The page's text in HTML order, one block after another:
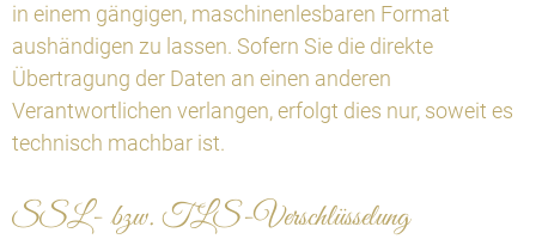
in einem gängigen, maschinenlesbaren Format
aushändigen zu lassen. Sofern Sie die direkte
Übertragung der Daten an einen anderen
Verantwortlichen verlangen, erfolgt dies nur, soweit es
technisch machbar ist.
SSL- bzw. TLS-Verschlüsselung